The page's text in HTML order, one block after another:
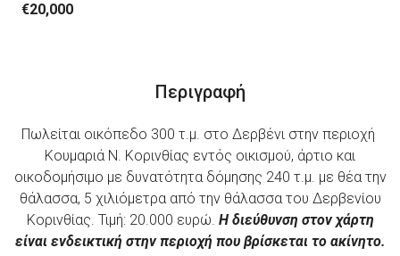
€20,000
Περιγραφή
Πωλείται οικόπεδο 300 τ.μ. στο Δερβένι στην περιοχή
Κουμαριά Ν. Κορινθίας εντός οικισμού, άρτιο και
οικοδομήσιμο με δυνατότητα δόμησης 240 τ.μ. με θέα την
θάλασσα, 5 χιλιόμετρα από την θάλασσα του Δερβενίου
Κορινθίας. Τιμή: 20.000 ευρώ. Η διεύθυνση στον χάρτη
είναι ενδεικτική στην περιοχή που βρίσκεται το ακίνητο.